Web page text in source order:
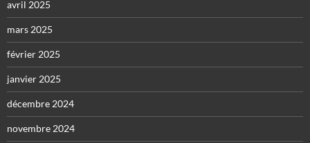
avril 2025
mars 2025
février 2025
janvier 2025
décembre 2024
novembre 2024